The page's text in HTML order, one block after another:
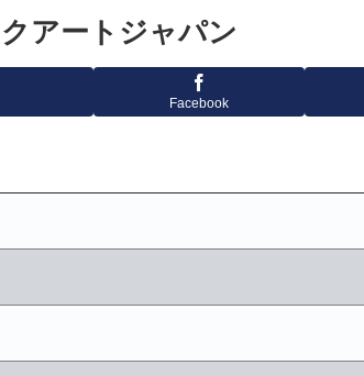
アートジャパン
Facebook